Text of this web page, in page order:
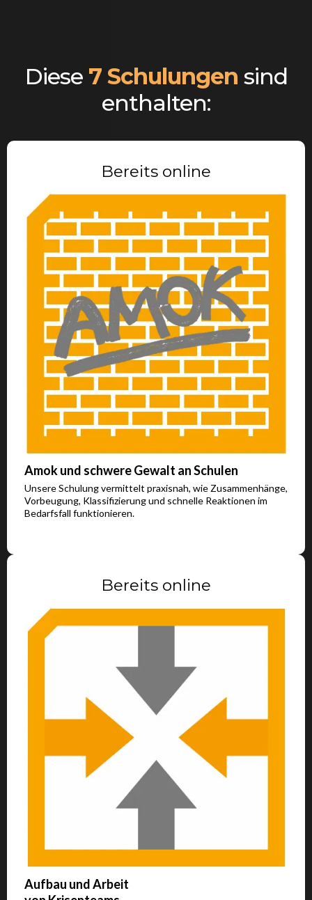
Diese7 Schulungen sind
enthalten:
Bereits online
Amok und schwere Gewalt an Schulen
Unsere Schulung vermittelt praxisnah, wie Zusammenhänge,
Vorbeugung, Klassifizierung und schnelle Reaktionen im
Bedarfsfall funktionieren.
Bereits online
Aufbau und Arbeit